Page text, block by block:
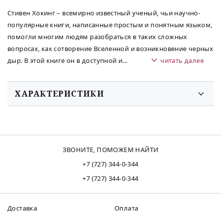
Стивен Хокинг – всемирно известный ученый, чьи научно-
популярные книги, написанные простым и понятным языком,
помогли многим людям разобраться в таких сложных
вопросах, как сотворение Вселенной и возникновение черных
дыр. В этой книге он в доступной и... читать далее
ХАРАКТЕРИСТИКИ
ЗВОНИТЕ, ПОМОЖЕМ НАЙТИ
+7 (727) 344-0-344
+7 (727) 344-0-344
Доставка Оплата